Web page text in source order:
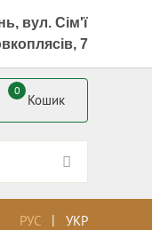
вул. Сім'ї
7
0
Кошик
РУС | УКР